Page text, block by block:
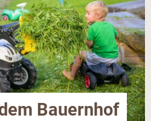
Bauernhof